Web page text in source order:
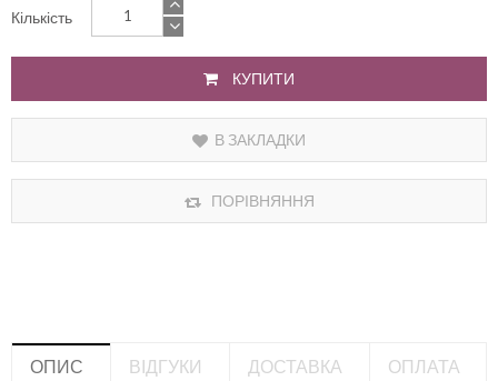
Кількість
КУПИТИ
В ЗАКЛАДКИ
ПОРІВНЯННЯ
ОПИС ВІДГУКИ ДОСТАВКА
ОПЛАТА